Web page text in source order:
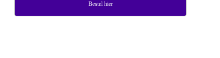
Bestel hier